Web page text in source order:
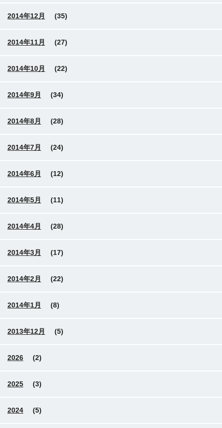
2014年12月 (35)
2014年11月 (27)
2014年10月 (22)
2014年9月 (34)
2014年8月 (28)
2014年7月 (24)
2014年6月 (12)
2014年5月 (11)
2014年4月 (28)
2014年3月 (17)
2014年2月 (22)
2014年1月 (8)
2013年12月 (5)
2026 (2)
2025 (3)
2024 (5)